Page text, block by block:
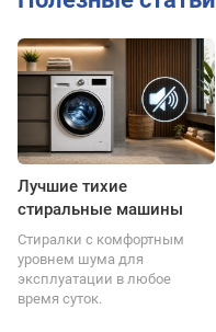
Лучшие тихие
стиральные машины
Стиралки с комфортным
уровнем шума для
эксплуатации в любое
время суток.